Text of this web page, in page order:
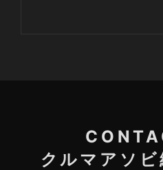
クルマアソビ